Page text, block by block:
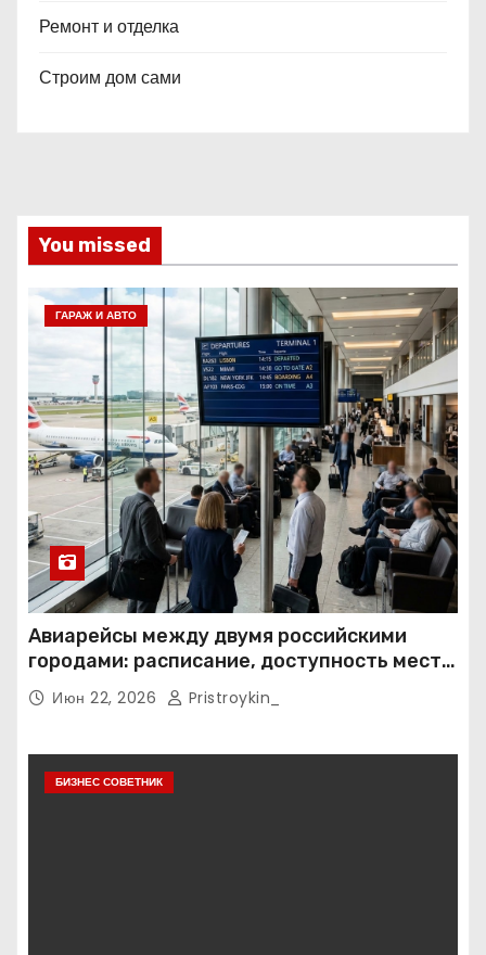
Ремонт и отделка
Строим дом сами
You missed
ГАРАЖ И АВТО
Авиарейсы между двумя российскими
городами: расписание, доступность мест и
тарифные условия
Июн 22, 2026 Pristroykin_
БИЗНЕС СОВЕТНИК